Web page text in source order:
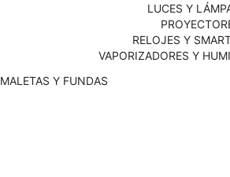
LUCES Y
RELOJES Y
VAPORIZADORES Y
MALETAS Y FUNDAS